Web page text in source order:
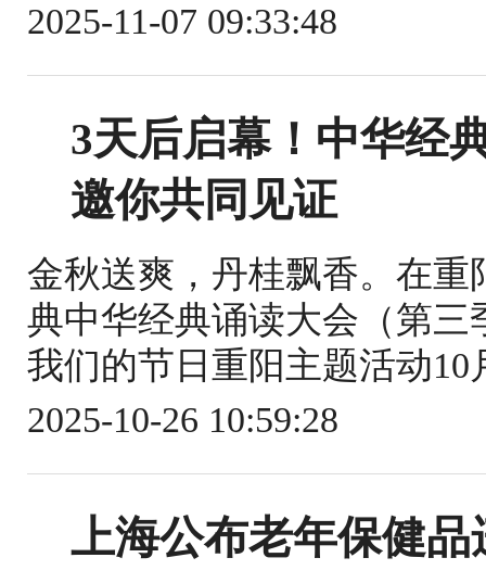
2025-11-07 09:33:48
3天后启幕！中华经
邀你共同见证
金秋送爽，丹桂飘香。在
典中华经典诵读大会（第三
我们的节日重阳主题活动
2025-10-26 10:59:28
上海公布老年保健